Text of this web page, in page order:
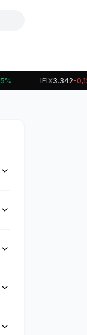
3.342-0,12%